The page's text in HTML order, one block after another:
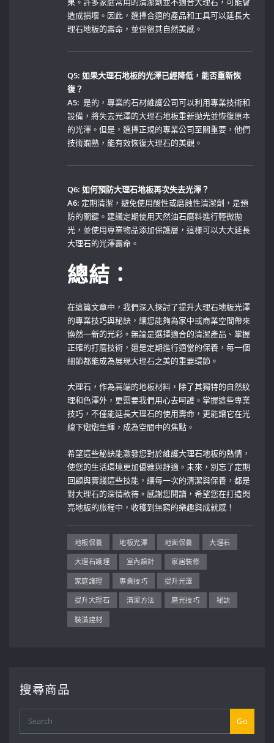
造成損壞。因此，選擇合適的產品和工具可以延長大
理石地板的壽命，並保留其自然美感。
Q5: 如果大理石地板的光澤已經降低，能否重新恢
復？
A5: ⁤ 是的，專業的石材維護公司可以利用專業技術和
設備，將失去光澤的大理石地板重新拋光並恢復原本
的光澤。但是，選擇正規的專業公司至關重要，他們
技術嫻熟，能有效恢復大理石的美觀。
Q6: 如何預防大理石地板再次失去光澤？
A6: 定期清潔，避免使用酸性或磨蝕性清潔劑，是預
防的關鍵。建議定期使用天然油石磨料進行輕微拋
光，並使用專業物品添加保護層，這樣可以大大延長
大理石的光澤壽命。
總結：
在這篇文章中，我們深入探討了提升大理石地板光澤
的專業技巧與秘訣，讓您能夠為家中或商業空間帶來
煥然一新的光彩。無論是選擇適合的清潔產品、掌握
正確的打磨技術，還是定期進行適當的保養，每一個
細節都能成為展現大理石之美的重要環節。
大理石，作為高端的地板材料，除了其獨特的自然紋
理和色澤外，更需要我們用心去呵護。掌握這些專業
技巧，不僅能延長大理石的使用壽命，更能讓它在光
線下熠熠生輝，成為空間中的焦點。
希望這些秘訣能激發您對於維護大理石地板的熱情，
使您的生活環境更加優雅與舒適。未來，別忘了定期
回顧與實踐這些技能，讓每一次的清潔與保養，都是
對大理石的深情款待。感謝您閱讀，希望您在打造閃
亮地板的旅程中，收穫到無窮的樂趣與成就感！
地板保養 地板光澤 地面保養 大理石
大理石護理 室內設計 家居裝修
家庭護理 專業技巧 提升光澤
提升大理石 清潔方法 磨光技巧 秘訣
裝潢建材
搜尋商品
Go